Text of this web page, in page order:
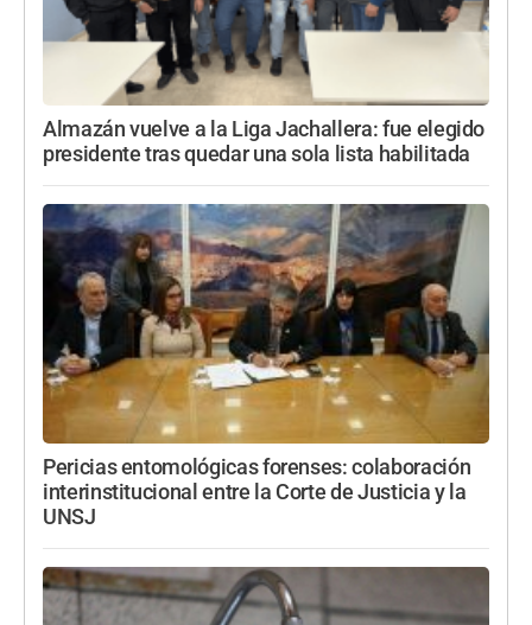
Almazán vuelve a la Liga Jachallera: fue elegido
presidente tras quedar una sola lista habilitada
Pericias entomológicas forenses: colaboración
interinstitucional entre la Corte de Justicia y la
UNSJ